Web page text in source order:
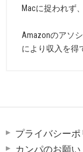
Macに捉われず
Amazonのアソ
により収入を得
プライバシーポ
カンパのお願い